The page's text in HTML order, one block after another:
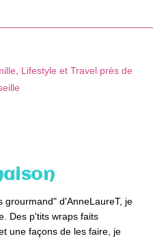
grourmand" d'AnneLaureT, je
Des p'tits wraps faits
une façons de les faire, je